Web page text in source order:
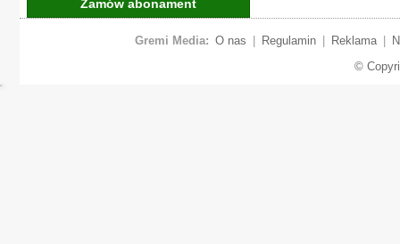
Zamów abonament
Gremi Media: O nas Regulamin Reklama
©